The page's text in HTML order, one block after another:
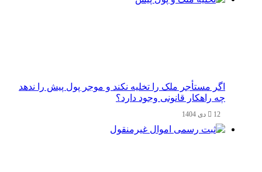
اگر مستأجر ملک را تخلیه نکند و موجر پول پیش را ندهد
چه راهکار قانونی وجود دارد؟
12 دی 1404